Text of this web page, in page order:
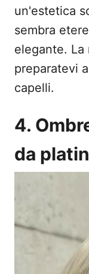
un'estetica
sembra
elegante. La
preparatevi a
capelli.
4.
da